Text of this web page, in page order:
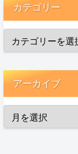
カテゴリー
アーカイブ